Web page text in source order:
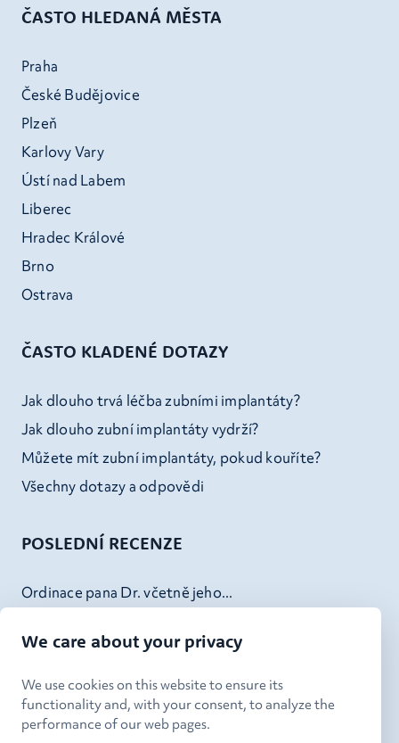
ČASTO HLEDANÁ MĚSTA
Praha
České Budějovice
Plzeň
Karlovy Vary
Ústí nad Labem
Liberec
Hradec Králové
Brno
Ostrava
ČASTO KLADENÉ DOTAZY
Jak dlouho trvá léčba zubními implantáty?
Jak dlouho zubní implantáty vydrží?
Můžete mít zubní implantáty, pokud kouříte?
Všechny dotazy a odpovědi
POSLEDNÍ RECENZE
Ordinace pana Dr. včetně jeho...
Skvely servis - od recepce,...
Doktor Kheck (a jeho tým) v...
We care about your privacy
We use cookies on this website to ensure its
functionality and, with your consent, to analyze the
performance of our web pages.